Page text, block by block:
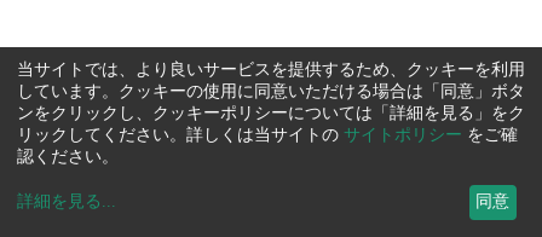
当サイトでは、より良いサービスを提供するため、クッキーを利用
しています。クッキーの使用に同意いただける場合は「同意」ボタ
ンをクリックし、クッキーポリシーについては「詳細を見る」をク
リックしてください。詳しくは当サイトの サイトポリシー をご確
認ください。
詳細を見る ... 同意